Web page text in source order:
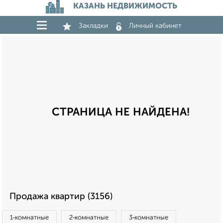
КАЗАНЬ НЕДВИЖИМОСТЬ
Закладки Личный кабинет
СТРАНИЦА НЕ НАЙДЕНА!
Продажа квартир (3156)
1‑комнатные 2‑комнатные 3‑комнатные